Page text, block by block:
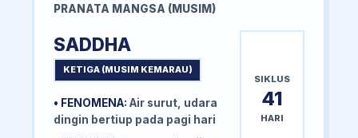
PRANATA MANGSA (MUSIM)
SADDHA
KETIGA (MUSIM KEMARAU)
• FENOMENA: Air surut, udara
dingin bertiup pada pagi hari
SIKLUS
41
HARI